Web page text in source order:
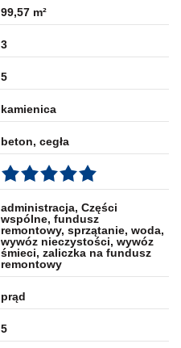
99,57 m²
3
5
kamienica
beton, cegła
administracja, Części
wspólne, fundusz
remontowy, sprzątanie, woda,
wywóz nieczystości, wywóz
śmieci, zaliczka na fundusz
remontowy
prąd
5